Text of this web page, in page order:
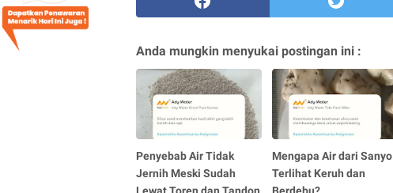
Anda mungkin menyukai postingan ini :
Penyebab Air Tidak
Jernih Meski Sudah
Mengapa Air dari Sanyo
Terlihat Keruh dan